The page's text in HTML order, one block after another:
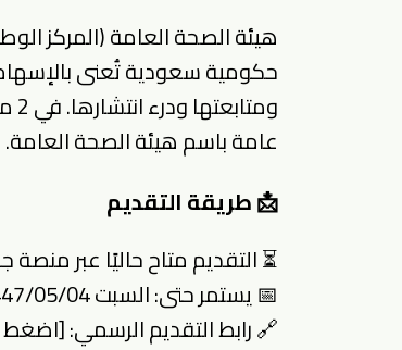
هيئة الصحة العامة (المركز
حكومية سعودية تُعنى
عامة باسم هيئة الصحة العامة.
📩 طريقة التقديم
⏳ التقديم متاح حاليًا عبر منصة
📅 يستمر حتى: السبت 1447/05/04هـ (2025/10/26م)
🔗 رابط التقديم الرسمي: [اضغط